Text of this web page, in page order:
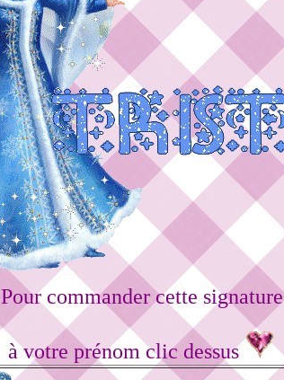
Pour commander cette signature
à votre prénom clic dessus